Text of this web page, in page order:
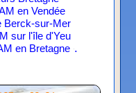
en Vendée
Berck-sur-Mer
sur l'île d'Yeu
en Bretagne .